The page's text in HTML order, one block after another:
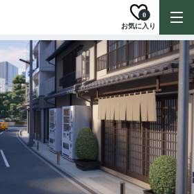
お気に入り
0